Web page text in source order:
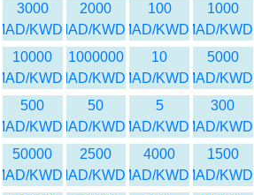
1000
MAD/KWD
100
MAD/KWD
2000
MAD/KWD
3000
MAD/KWD
5000
MAD/KWD
10
MAD/KWD
1000000
MAD/KWD
10000
MAD/KWD
300
MAD/KWD
5
MAD/KWD
50
MAD/KWD
500
MAD/KWD
1500
MAD/KWD
4000
MAD/KWD
2500
MAD/KWD
50000
MAD/KWD